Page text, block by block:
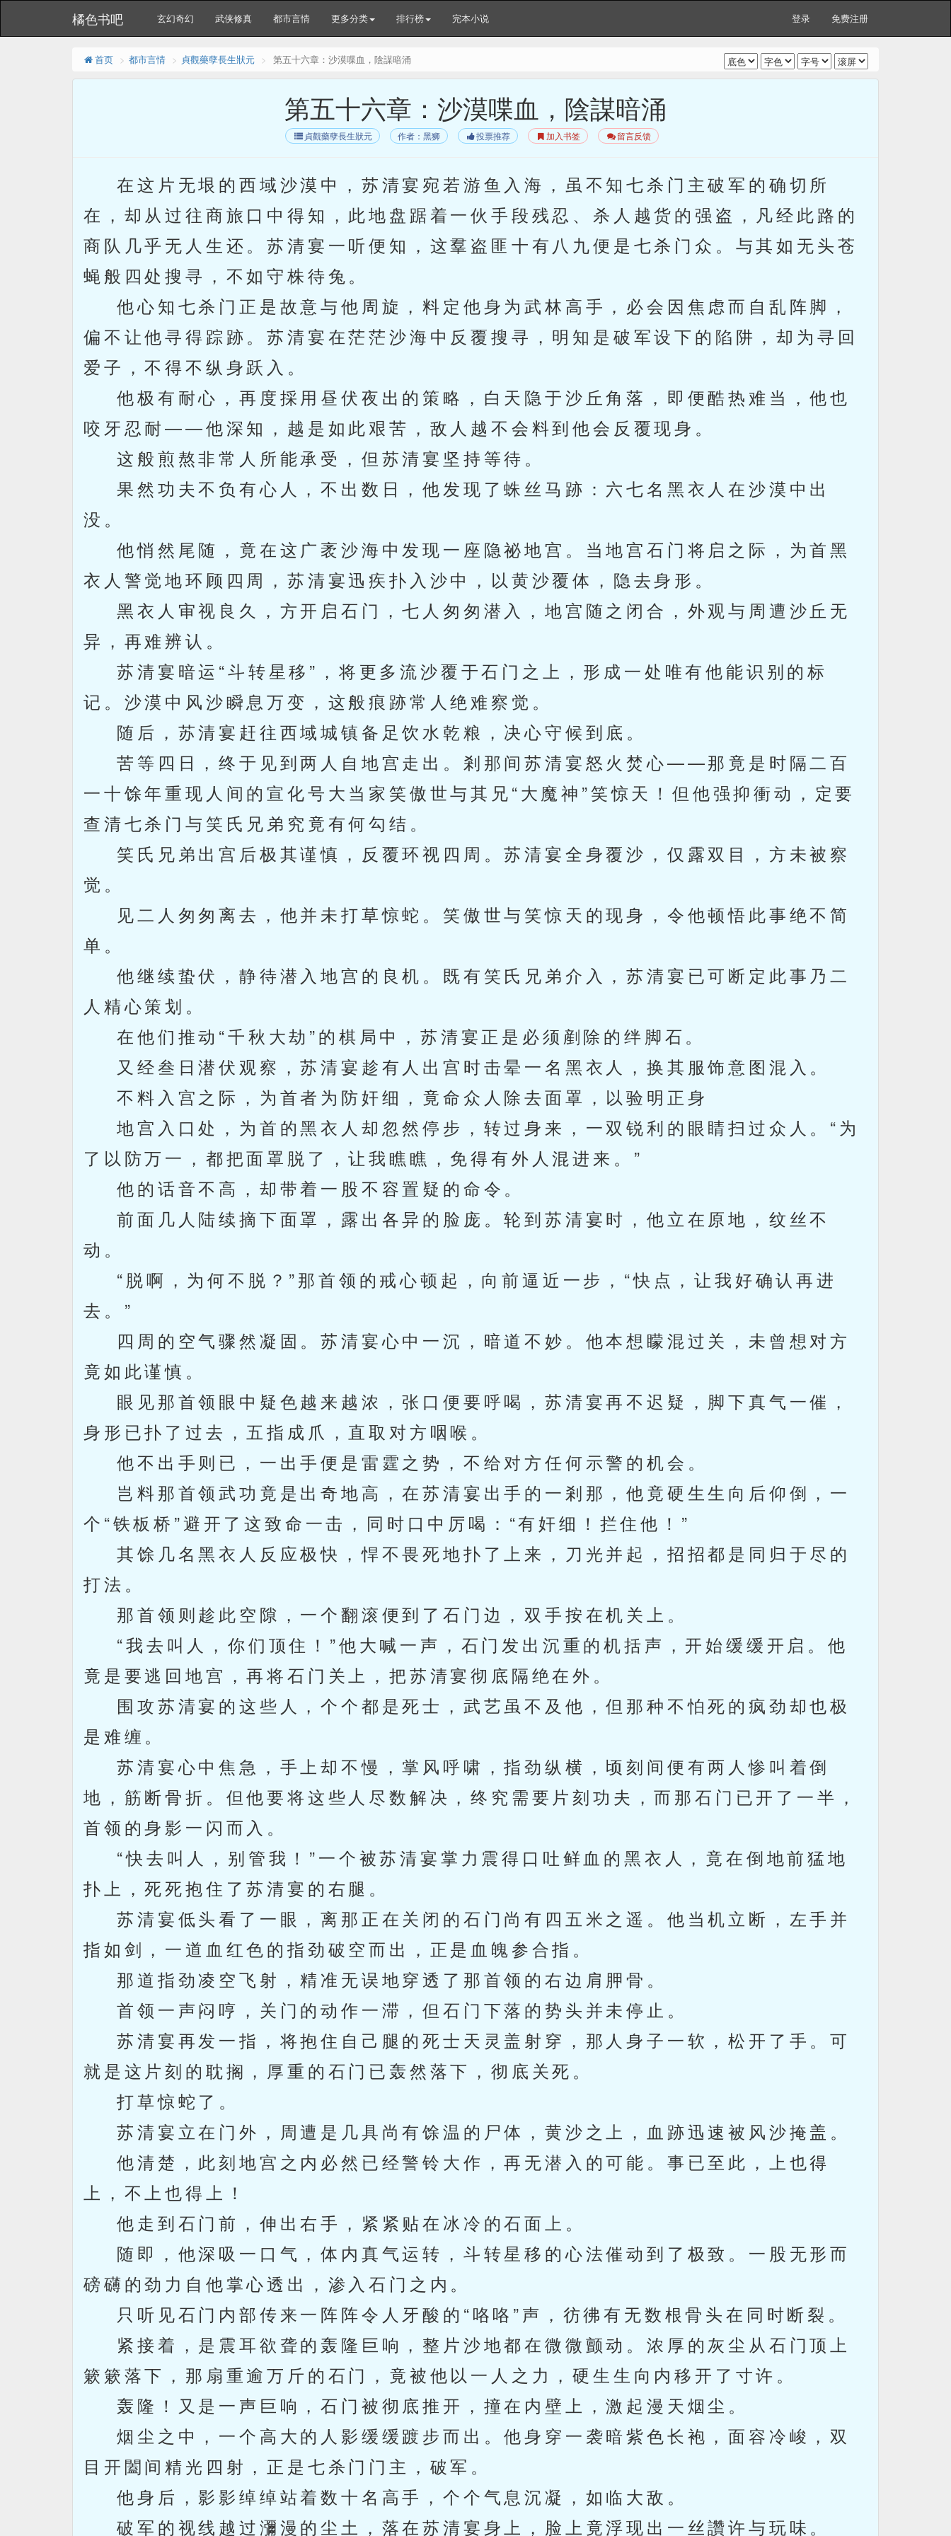
橘色书吧 玄幻奇幻 武侠修真 都市言情 更多分类 排行榜 完本小说 登录 免费注册
首页 都市言情 貞觀藥孽長生狀元 第五十六章：沙漠喋血，陰謀暗涌
第五十六章：沙漠喋血，陰謀暗涌
貞觀藥孽長生狀元 作者：黑狮 投票推荐 加入书签 留言反馈
在这片无垠的西域沙漠中，苏清宴宛若游鱼入海，虽不知七杀门主破军的确切所
在，却从过往商旅口中得知，此地盘踞着一伙手段残忍、杀人越货的强盗，凡经此路的
商队几乎无人生还。苏清宴一听便知，这羣盗匪十有八九便是七杀门众。与其如无头苍
蝇般四处搜寻，不如守株待兔。
他心知七杀门正是故意与他周旋，料定他身为武林高手，必会因焦虑而自乱阵脚，
偏不让他寻得踪跡。苏清宴在茫茫沙海中反覆搜寻，明知是破军设下的陷阱，却为寻回
爱子，不得不纵身跃入。
他极有耐心，再度採用昼伏夜出的策略，白天隐于沙丘角落，即便酷热难当，他也
咬牙忍耐——他深知，越是如此艰苦，敌人越不会料到他会反覆现身。
这般煎熬非常人所能承受，但苏清宴坚持等待。
果然功夫不负有心人，不出数日，他发现了蛛丝马跡：六七名黑衣人在沙漠中出
没。
他悄然尾随，竟在这广袤沙海中发现一座隐祕地宫。当地宫石门将启之际，为首黑
衣人警觉地环顾四周，苏清宴迅疾扑入沙中，以黄沙覆体，隐去身形。
黑衣人审视良久，方开启石门，七人匆匆潜入，地宫随之闭合，外观与周遭沙丘无
异，再难辨认。
苏清宴暗运“斗转星移”，将更多流沙覆于石门之上，形成一处唯有他能识别的标
记。沙漠中风沙瞬息万变，这般痕跡常人绝难察觉。
随后，苏清宴赶往西域城镇备足饮水乾粮，决心守候到底。
苦等四日，终于见到两人自地宫走出。剎那间苏清宴怒火焚心——那竟是时隔二百
一十馀年重现人间的宣化号大当家笑傲世与其兄“大魔神”笑惊天！但他强抑衝动，定要
查清七杀门与笑氏兄弟究竟有何勾结。
笑氏兄弟出宫后极其谨慎，反覆环视四周。苏清宴全身覆沙，仅露双目，方未被察
觉。
见二人匆匆离去，他并未打草惊蛇。笑傲世与笑惊天的现身，令他顿悟此事绝不简
单。
他继续蛰伏，静待潜入地宫的良机。既有笑氏兄弟介入，苏清宴已可断定此事乃二
人精心策划。
在他们推动“千秋大劫”的棋局中，苏清宴正是必须剷除的绊脚石。
又经叁日潜伏观察，苏清宴趁有人出宫时击晕一名黑衣人，换其服饰意图混入。
不料入宫之际，为首者为防奸细，竟命众人除去面罩，以验明正身
地宫入口处，为首的黑衣人却忽然停步，转过身来，一双锐利的眼睛扫过众人。“为
了以防万一，都把面罩脱了，让我瞧瞧，免得有外人混进来。”
他的话音不高，却带着一股不容置疑的命令。
前面几人陆续摘下面罩，露出各异的脸庞。轮到苏清宴时，他立在原地，纹丝不
动。
“脱啊，为何不脱？”那首领的戒心顿起，向前逼近一步，“快点，让我好确认再进
去。”
四周的空气骤然凝固。苏清宴心中一沉，暗道不妙。他本想矇混过关，未曾想对方
竟如此谨慎。
眼见那首领眼中疑色越来越浓，张口便要呼喝，苏清宴再不迟疑，脚下真气一催，
身形已扑了过去，五指成爪，直取对方咽喉。
他不出手则已，一出手便是雷霆之势，不给对方任何示警的机会。
岂料那首领武功竟是出奇地高，在苏清宴出手的一剎那，他竟硬生生向后仰倒，一
个“铁板桥”避开了这致命一击，同时口中厉喝：“有奸细！拦住他！”
其馀几名黑衣人反应极快，悍不畏死地扑了上来，刀光并起，招招都是同归于尽的
打法。
那首领则趁此空隙，一个翻滚便到了石门边，双手按在机关上。
“我去叫人，你们顶住！”他大喊一声，石门发出沉重的机括声，开始缓缓开启。他
竟是要逃回地宫，再将石门关上，把苏清宴彻底隔绝在外。
围攻苏清宴的这些人，个个都是死士，武艺虽不及他，但那种不怕死的疯劲却也极
是难缠。
苏清宴心中焦急，手上却不慢，掌风呼啸，指劲纵横，顷刻间便有两人惨叫着倒
地，筋断骨折。但他要将这些人尽数解决，终究需要片刻功夫，而那石门已开了一半，
首领的身影一闪而入。
“快去叫人，别管我！”一个被苏清宴掌力震得口吐鲜血的黑衣人，竟在倒地前猛地
扑上，死死抱住了苏清宴的右腿。
苏清宴低头看了一眼，离那正在关闭的石门尚有四五米之遥。他当机立断，左手并
指如剑，一道血红色的指劲破空而出，正是血魄参合指。
那道指劲凌空飞射，精准无误地穿透了那首领的右边肩胛骨。
首领一声闷哼，关门的动作一滞，但石门下落的势头并未停止。
苏清宴再发一指，将抱住自己腿的死士天灵盖射穿，那人身子一软，松开了手。可
就是这片刻的耽搁，厚重的石门已轰然落下，彻底关死。
打草惊蛇了。
苏清宴立在门外，周遭是几具尚有馀温的尸体，黄沙之上，血跡迅速被风沙掩盖。
他清楚，此刻地宫之内必然已经警铃大作，再无潜入的可能。事已至此，上也得
上，不上也得上！
他走到石门前，伸出右手，紧紧贴在冰冷的石面上。
随即，他深吸一口气，体内真气运转，斗转星移的心法催动到了极致。一股无形而
磅礴的劲力自他掌心透出，渗入石门之内。
只听见石门内部传来一阵阵令人牙酸的“咯咯”声，彷彿有无数根骨头在同时断裂。
紧接着，是震耳欲聋的轰隆巨响，整片沙地都在微微颤动。浓厚的灰尘从石门顶上
簌簌落下，那扇重逾万斤的石门，竟被他以一人之力，硬生生向内移开了寸许。
轰隆！又是一声巨响，石门被彻底推开，撞在内壁上，激起漫天烟尘。
烟尘之中，一个高大的人影缓缓踱步而出。他身穿一袭暗紫色长袍，面容冷峻，双
目开闔间精光四射，正是七杀门门主，破军。
他身后，影影绰绰站着数十名高手，个个气息沉凝，如临大敌。
破军的视线越过瀰漫的尘土，落在苏清宴身上，脸上竟浮现出一丝讚许与玩味。